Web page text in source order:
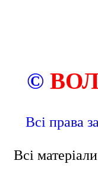
©
Всі права
Всі